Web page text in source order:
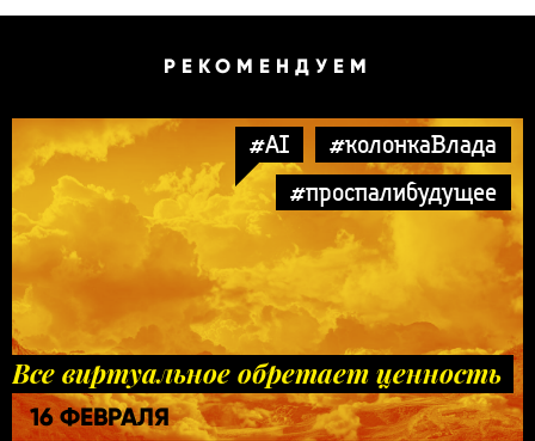
РЕКОМЕНДУЕМ
#AI
#колонкаВлада
#проспалибудущее
Все виртуальное обретает ценность
16 ФЕВРАЛЯ